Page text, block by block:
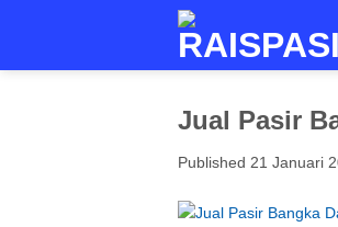
Jual Pasir
Published 21 Januari